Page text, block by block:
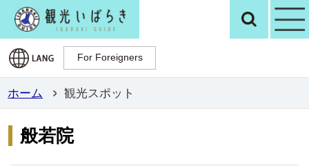
観光いばらき検
For Foreigners
For Foreigners
ホーム 観光スポット
般若院